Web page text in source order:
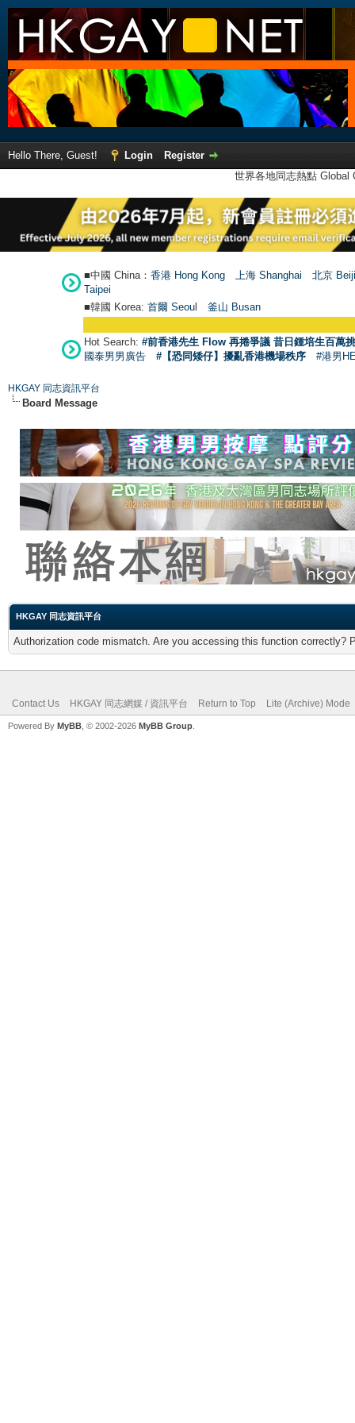
Hello There, Guest! Login
Register
世界各地同志熱點
■中國 China： 香港 Hong Kong 上海 Shanghai
北京
Taipei
■韓國 Korea: 首爾 Seoul 釜山 Busan
Hot Search: #前香港先生 Flow 再捲爭議 昔日鍾培生百萬
國泰男男廣告
#【恐同矮仔】擾亂香港機場秩序 #港男
HKGAY 同志資訊平台
Board Message
HKGAY 同志資訊平台
Authorization code mismatch. Are you accessing this function correctly?
Contact Us HKGAY 同志網媒 / 資訊平台 Return to Top Lite (Archive) Mode
Powered By MyBB , © 2002-2026 MyBB Group